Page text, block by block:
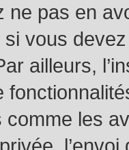
ne pas en
si vous
ailleurs,
comme les